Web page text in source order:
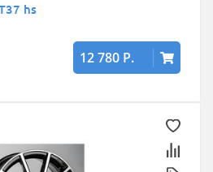
hs
12 780 Р.